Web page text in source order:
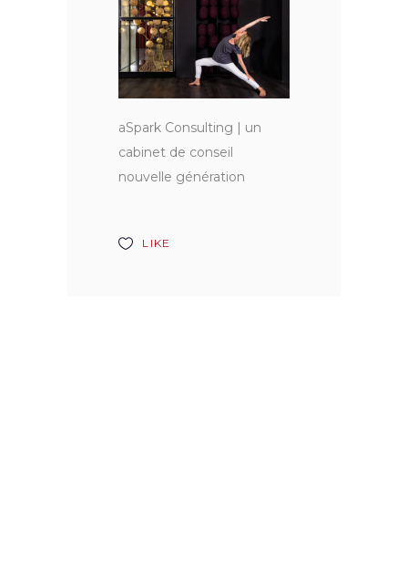
aSpark Consulting | un
cabinet de conseil
nouvelle génération
LIKE